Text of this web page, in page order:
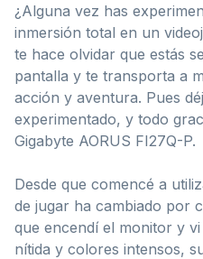
¿Alguna vez has
inmersión total en un
te hace olvidar que estás
pantalla y te transporta a
acción y aventura. Pues
experimentado, y todo
Gigabyte AORUS FI27Q-P.
Desde que comencé a
de jugar ha cambiado por
que encendí el monitor y
nítida y colores intensos,